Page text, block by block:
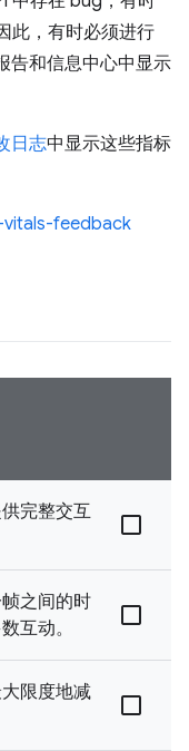
此，有时必须进行
告和信息中心中显示
日志中显示这些指标
feedback
完整交互
之间的时
互动。
限度地减